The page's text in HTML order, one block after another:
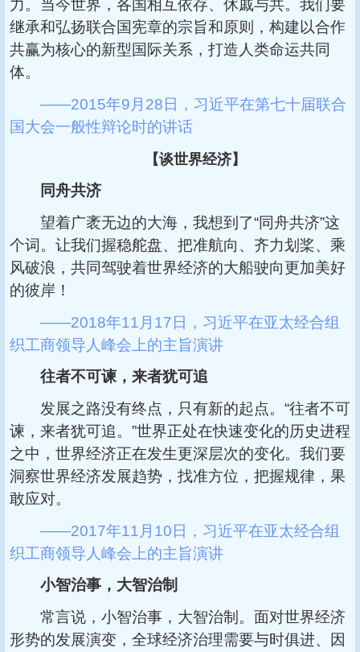
力。当今世界，各国相互依存、休戚与共。我们要
继承和弘扬联合国宪章的宗旨和原则，构建以合作
共赢为核心的新型国际关系，打造人类命运共同
体。
——2015年9月28日，习近平在第七十届联合
国大会一般性辩论时的讲话
【谈世界经济】
同舟共济
望着广袤无边的大海，我想到了“同舟共济”这
个词。让我们握稳舵盘、把准航向、齐力划桨、乘
风破浪，共同驾驶着世界经济的大船驶向更加美好
的彼岸！
——2018年11月17日，习近平在亚太经合组
织工商领导人峰会上的主旨演讲
往者不可谏，来者犹可追
发展之路没有终点，只有新的起点。“往者不可
谏，来者犹可追。”世界正处在快速变化的历史进程
之中，世界经济正在发生更深层次的变化。我们要
洞察世界经济发展趋势，找准方位，把握规律，果
敢应对。
——2017年11月10日，习近平在亚太经合组
织工商领导人峰会上的主旨演讲
小智治事，大智治制
常言说，小智治事，大智治制。面对世界经济
形势的发展演变，全球经济治理需要与时俱进、因